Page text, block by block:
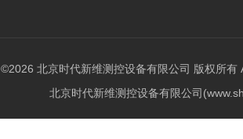
©2026 北京时代新维测控设备有限公司 版权所有
北京时代新维测控设备有限公司